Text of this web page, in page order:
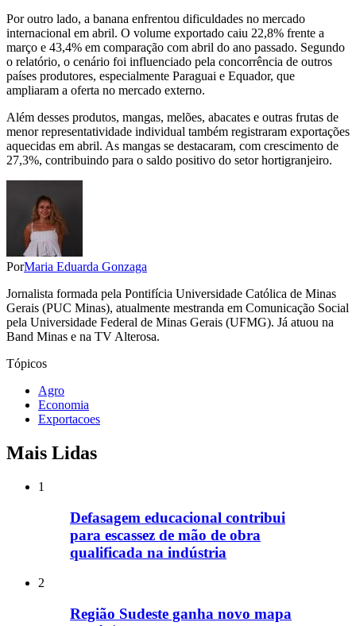
Por outro lado, a banana enfrentou dificuldades no mercado
internacional em abril. O volume exportado caiu 22,8% frente a
março e 43,4% em comparação com abril do ano passado. Segundo
o relatório, o cenário foi influenciado pela concorrência de outros
países produtores, especialmente Paraguai e Equador, que
ampliaram a oferta no mercado externo.
Além desses produtos, mangas, melões, abacates e outras frutas de
menor representatividade individual também registraram exportações
aquecidas em abril. As mangas se destacaram, com crescimento de
27,3%, contribuindo para o saldo positivo do setor hortigranjeiro.
PorMaria Eduarda Gonzaga
Jornalista formada pela Pontifícia Universidade Católica de Minas
Gerais (PUC Minas), atualmente mestranda em Comunicação Social
pela Universidade Federal de Minas Gerais (UFMG). Já atuou na
Band Minas e na TV Alterosa.
Tópicos
Agro
Economia
Exportacoes
Mais Lidas
1
Defasagem educacional contribui
para escassez de mão de obra
qualificada na indústria
2
Região Sudeste ganha novo mapa